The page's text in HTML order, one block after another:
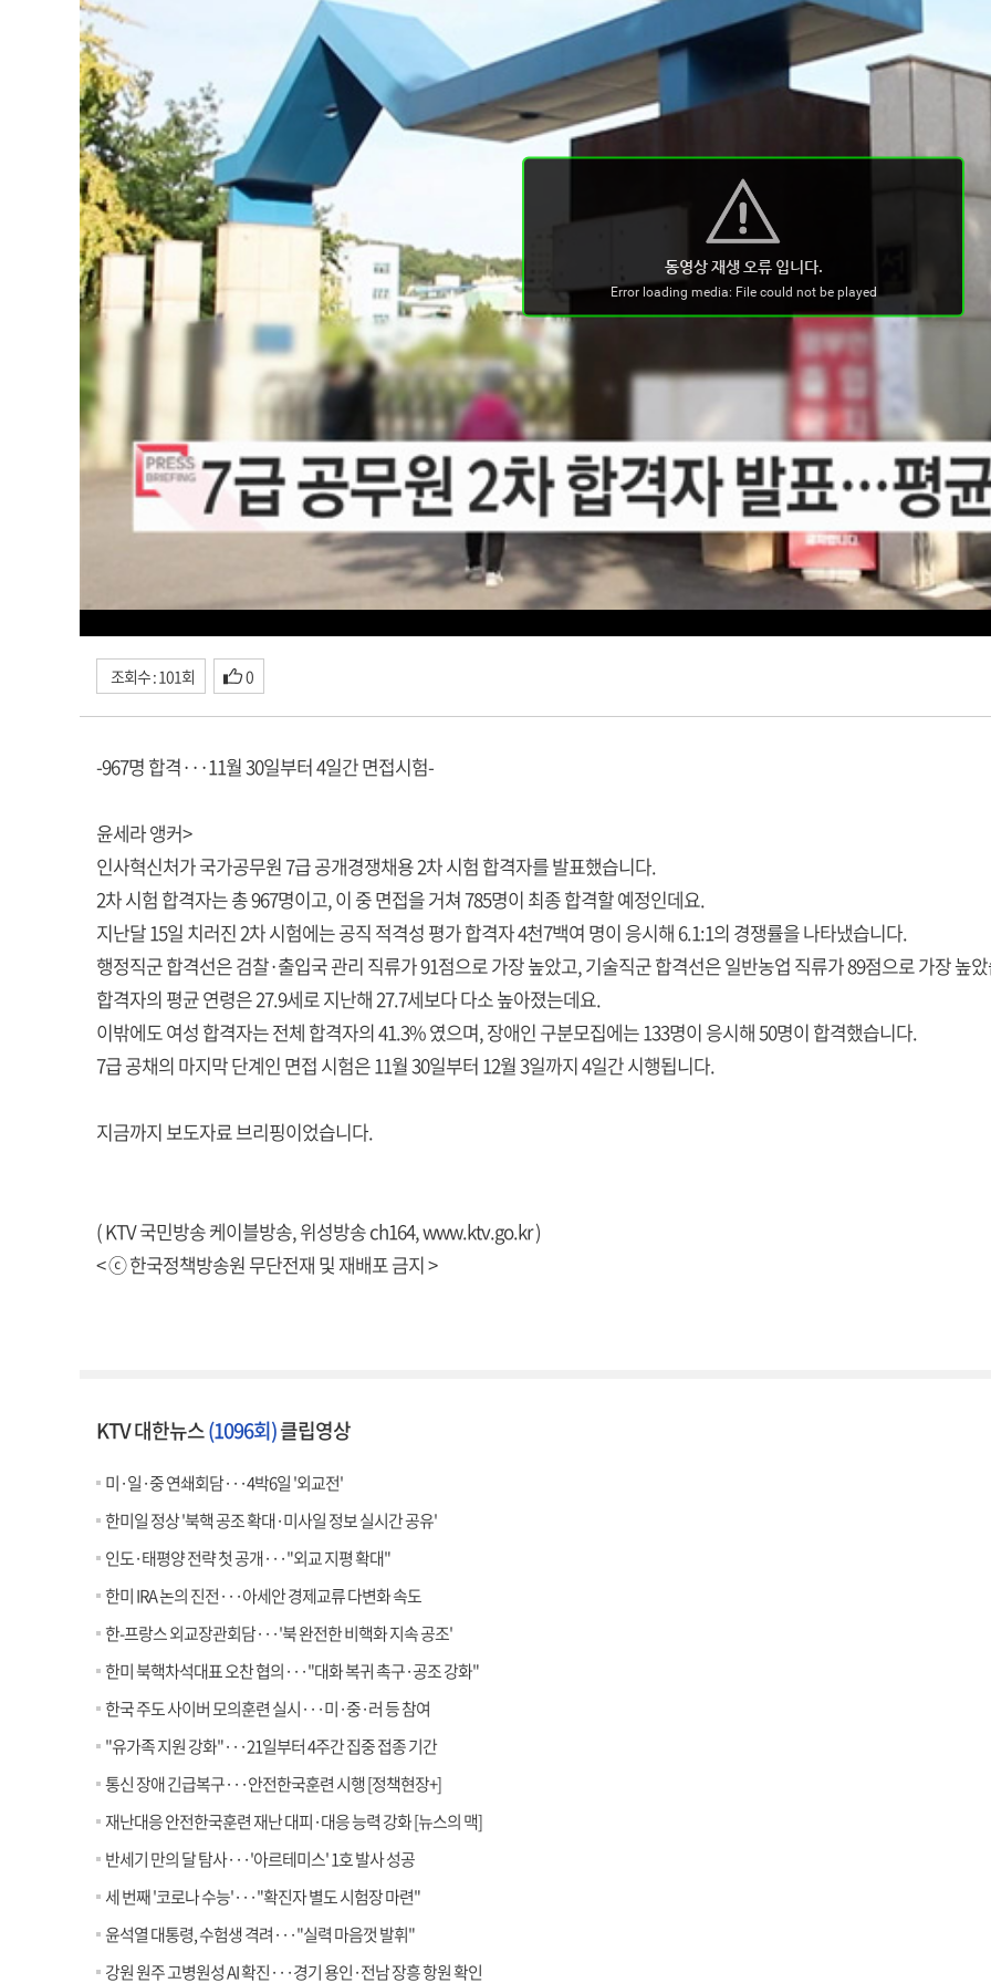
조회수 : 101회 0
-967명 합격···11월 30일부터 4일간 면접시험-
윤세라 앵커>
인사혁신처가 국가공무원 7급 공개경쟁채용 2차 시험 합격자를 발표했습니다.
2차 시험 합격자는 총 967명이고, 이 중 면접을 거쳐 785명이 최종 합격할 예정인데요.
지난달 15일 치러진 2차 시험에는 공직 적격성 평가 합격자 4천7백여 명이 응시해 6.1:1의 경쟁률을 나타냈습니다.
행정직군 합격선은 검찰·출입국 관리 직류가 91점으로 가장 높았고, 기술직군 합격선은 일반농업 직류가 89점으로 가장 높
합격자의 평균 연령은 27.9세로 지난해 27.7세보다 다소 높아졌는데요.
이밖에도 여성 합격자는 전체 합격자의 41.3% 였으며, 장애인 구분모집에는 133명이 응시해 50명이 합격했습니다.
7급 공채의 마지막 단계인 면접 시험은 11월 30일부터 12월 3일까지 4일간 시행됩니다.
지금까지 보도자료 브리핑이었습니다.
( KTV 국민방송 케이블방송, 위성방송 ch164,www.ktv.go.kr)
< ⓒ 한국정책방송원 무단전재 및 재배포 금지 >
KTV 대한뉴스(1096회)클립영상
미·일·중 연쇄회담···4박6일 '외교전'
한미일 정상 '북핵 공조 확대·미사일 정보 실시간 공유'
인도·태평양 전략 첫 공개···"외교 지평 확대"
한미 IRA 논의 진전···아세안 경제교류 다변화 속도
한-프랑스 외교장관회담···'북 완전한 비핵화 지속 공조'
한미 북핵차석대표 오찬 협의···"대화 복귀 촉구·공조 강화"
한국 주도 사이버 모의훈련 실시···미·중·러 등 참여
"유가족 지원 강화"···21일부터 4주간 집중 접종 기간
통신 장애 긴급복구···안전한국훈련 시행 [정책현장+]
재난대응 안전한국훈련 재난 대피·대응 능력 강화 [뉴스의 맥]
반세기 만의 달 탐사···'아르테미스' 1호 발사 성공
세 번째 '코로나 수능'···"확진자 별도 시험장 마련"
윤석열 대통령, 수험생 격려···"실력 마음껏 발휘"
강원 원주 고병원성 AI 확진···경기 용인·전남 장흥 항원 확인